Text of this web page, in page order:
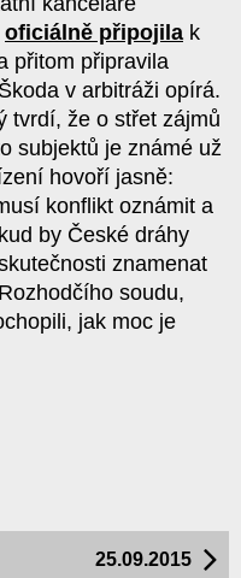
oficiálně připojila k
přitom připravila
v arbitráži opírá.
tvrdí, že o střet zájmů
subjektů je známé už
hovoří jasně:
konflikt oznámit a
by České dráhy
znamenat
soudu,
jak moc je
25.09.2015